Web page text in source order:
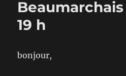
19 h
bonjour,